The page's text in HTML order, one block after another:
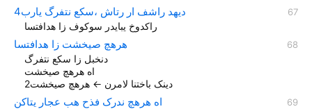
دیهد راشف ار رتاش ،سکع نتفرگ یارب4
راکدوخ یبایدر سوکوف زا هدافتسا
هرهچ صیخشت زا هدافتسا
دنخبل زا سکع نتفرگ
اه هرهچ صیخشت
دینک باختنا لامرن ← هرهچ صیخشت2
اه هرهچ ندرک فذح هب عجار یتاکن